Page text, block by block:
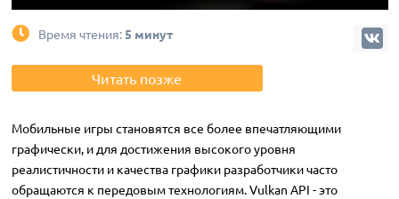
Время чтения:5 минут
Читать позже
Мобильные игры становятся все более впечатляющими
графически, и для достижения высокого уровня
реалистичности и качества графики разработчики часто
обращаются к передовым технологиям. Vulkan API - это